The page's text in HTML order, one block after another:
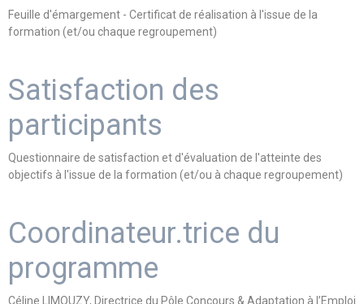
Feuille d'émargement - Certificat de réalisation à l'issue de la
formation (et/ou chaque regroupement)
Satisfaction des
participants
Questionnaire de satisfaction et d'évaluation de l'atteinte des
objectifs à l'issue de la formation (et/ou à chaque regroupement)
Coordinateur.trice du
programme
Céline LIMOUZY, Directrice du Pôle Concours & Adaptation à l’Emploi